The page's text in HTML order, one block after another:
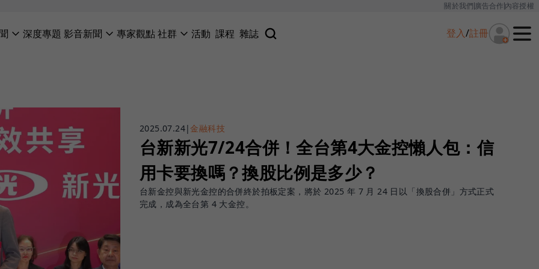
關於我們廣告合作內容授權
深度專題 影音新聞 專家觀點社群 活動 課程 雜誌 登入/註冊
2025.07.24|金融科技
台新新光7/24合併！全台第4大金控懶人包：信
用卡要換嗎？換股比例是多少？
台新金控與新光金控的合併終於拍板定案，將於 2025 年 7 月 24 日以「換股合併」方式正式
完成，成為全台第 4 大金控。